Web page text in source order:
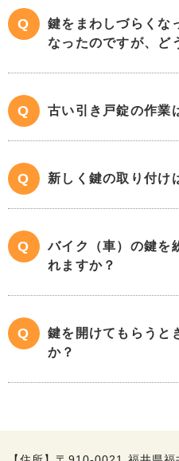
鍵をまわしづらくな
なったのですが、ど
古い引き戸錠の作業
新しく鍵の取り付け
バイク（車）の鍵を
れますか？
鍵を開けてもらうと
か？